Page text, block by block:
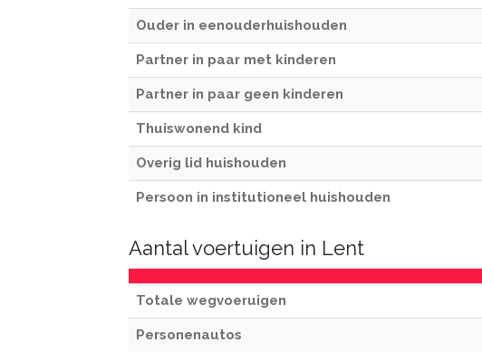
Ouder in eenouderhuishouden
Partner in paar met kinderen
Partner in paar geen kinderen
Thuiswonend kind
Overig lid huishouden
Persoon in institutioneel huishouden
Aantal voertuigen in Lent
Totale wegvoeruigen
Personenautos